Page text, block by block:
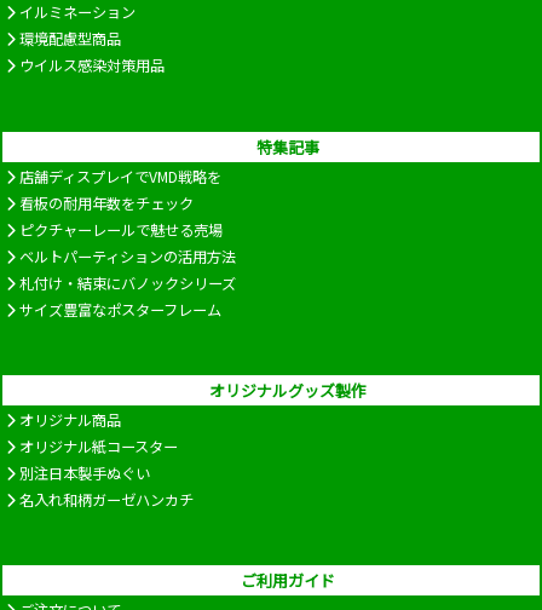
イルミネーション
環境配慮型商品
ウイルス感染対策用品
特集記事
店舗ディスプレイでVMD戦略を
看板の耐用年数をチェック
ピクチャーレールで魅せる売場
ベルトパーティションの活用方法
札付け・結束にバノックシリーズ
サイズ豊富なポスターフレーム
オリジナルグッズ製作
オリジナル商品
オリジナル紙コースター
別注日本製手ぬぐい
名入れ和柄ガーゼハンカチ
ご利用ガイド